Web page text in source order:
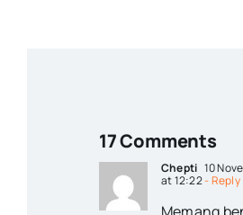
17 Comments
Chepti 10
at 12:22- Reply
Memang